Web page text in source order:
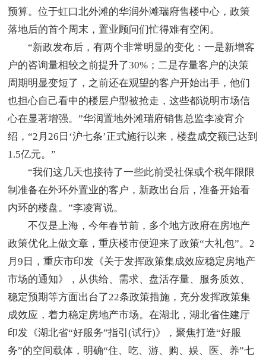
预算。位于虹口北外滩的华润外滩瑞府售楼中心，政策
落地后的首个周末，置业顾问们忙得难有空闲。
“新政发布后，有两个非常明显的变化：一是新增客
户的咨询量相较之前提升了30%；二是存量客户的决策
周期明显变短了，之前还在观望的客户开始出手，他们
也担心自己看中的楼层户型被抢走，这些都说明市场信
心在显著增强。”华润置地外滩瑞府销售总监李凌宵介
绍，“2月26日‘沪七条’正式施行以来，楼盘成交额已达到
1.5亿元。”
“我们这几天也接待了一些此前受社保或个税年限限
制准备在外环外置业的客户，新政出台后，准备开始看
内环的楼盘。”李凌宵说。
不仅是上海，今年春节前，多个地方政府在房地产
政策优化上做文章，重庆楼市便迎来了政策“大礼包”。2
月9日，重庆市印发《关于发挥政策集成效应稳定房地产
市场的通知》，从供给、需求、盘活存量、服务质效、
稳定预期等方面出台了22条政策措施，充分发挥政策集
成效应，着力稳定房地产市场。在湖北，湖北省住建厅
印发《湖北省“好服务”指引(试行)》，聚焦打造“好服
务”的空间载体，明确“住、吃、游、购、娱、医、养”七